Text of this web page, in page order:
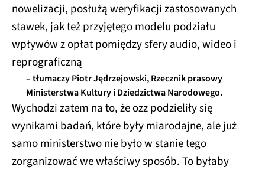
nowelizacji, posłużą weryfikacji zastosowanych
stawek, jak też przyjętego modelu podziału
wpływów z opłat pomiędzy sfery audio, wideo i
reprograficzną
– tłumaczy Piotr Jędrzejowski, Rzecznik prasowy
Ministerstwa Kultury i Dziedzictwa Narodowego.
Wychodzi zatem na to, że ozz podzieliły się
wynikami badań, które były miarodajne, ale już
samo ministerstwo nie było w stanie tego
zorganizować we właściwy sposób. To byłaby